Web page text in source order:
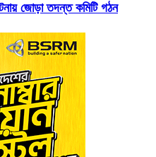
জোড়া তদন্ত কমিটি গঠন